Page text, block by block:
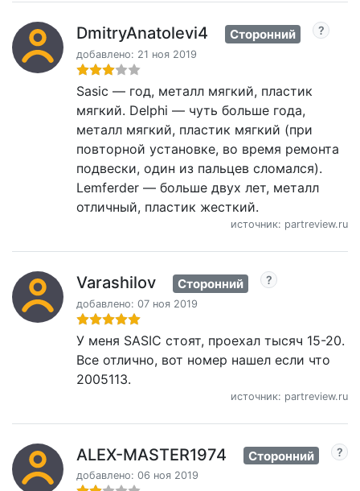
DmitryAnatolevi4 Сторонний
добавлено: 21 ноя 2019
Sasic — год, металл мягкий, пластик
мягкий. Delphi — чуть больше года,
металл мягкий, пластик мягкий (при
повторной установке, во время ремонта
подвески, один из пальцев сломался).
Lemferder — больше двух лет, металл
отличный, пластик жесткий.
источник: partreview.ru
Varashilov Сторонний
добавлено: 07 ноя 2019
У меня SASIC стоят, проехал тысяч 15-20.
Все отлично, вот номер нашел если что
2005113.
источник: partreview.ru
ALEX-MASTER1974 Сторонний
добавлено: 06 ноя 2019